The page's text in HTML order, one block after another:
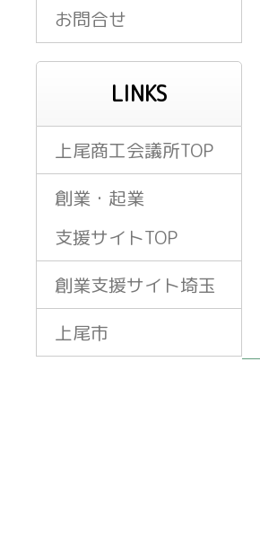
お問合せ
LINKS
上尾商工会議所TOP
創業・起業
支援サイトTOP
創業支援サイト埼玉
上尾市